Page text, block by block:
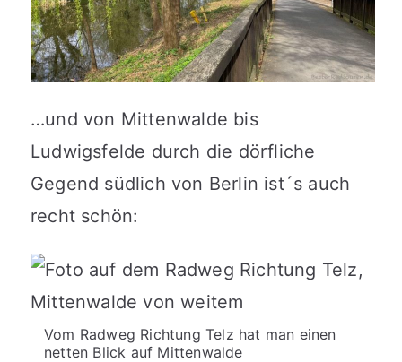
…und von Mittenwalde bis
Ludwigsfelde durch die dörfliche
Gegend südlich von Berlin ist´s auch
recht schön:
Vom Radweg Richtung Telz hat man einen
netten Blick auf Mittenwalde